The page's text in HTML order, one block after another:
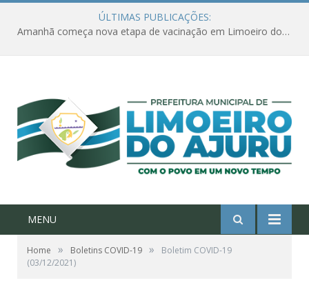
ÚLTIMAS PUBLICAÇÕES:
Amanhã começa nova etapa de vacinação em Limoeiro do Ajuru para idosos com 65 ou mais
MENU
Home » Boletins COVID-19 »
Boletim COVID-19
(03/12/2021)